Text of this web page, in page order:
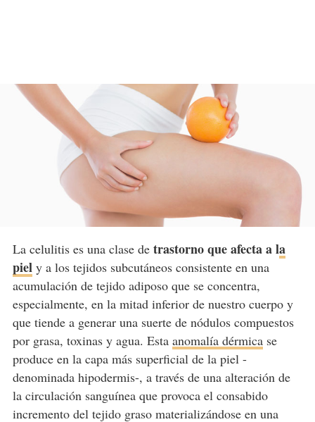
La celulitis es una clase de trastorno que afecta a la
piely a los tejidos subcutáneos consistente en una
acumulación de tejido adiposo que se concentra,
especialmente, en la mitad inferior de nuestro cuerpo y
que tiende a generar una suerte de nódulos compuestos
por grasa, toxinas y agua. Esta anomalía dérmicase
produce en la capa más superficial de la piel -
denominada hipodermis-, a través de una alteración de
la circulación sanguínea que provoca el consabido
incremento del tejido graso materializándose en una